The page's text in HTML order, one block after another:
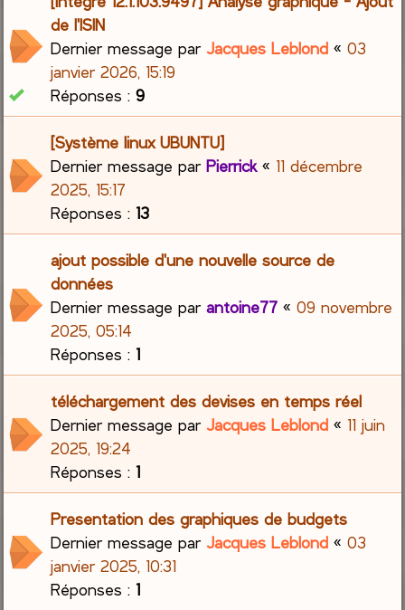
de l'ISIN
Dernier message parJacques Leblond «03
janvier 2026, 15:19
Réponses :9
[Système linux UBUNTU]
Dernier message parPierrick« 11 décembre
2025, 15:17
Réponses :13
ajout possible d'une nouvelle source de
données
Dernier message parantoine77 «09 novembre
2025, 05:14
Réponses :1
téléchargement des devises en temps réel
Dernier message parJacques Leblond « 11 juin
2025, 19:24
Réponses :1
Presentation des graphiques de budgets
Dernier message parJacques Leblond «03
janvier 2025, 10:31
Réponses :1